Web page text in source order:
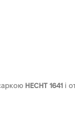
HECHT 1641 і